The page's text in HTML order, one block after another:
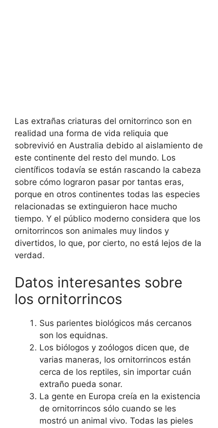
Las extrañas criaturas del ornitorrinco son en
realidad una forma de vida reliquia que
sobrevivió en Australia debido al aislamiento de
este continente del resto del mundo. Los
científicos todavía se están rascando la cabeza
sobre cómo lograron pasar por tantas eras,
porque en otros continentes todas las especies
relacionadas se extinguieron hace mucho
tiempo. Y el público moderno considera que los
ornitorrincos son animales muy lindos y
divertidos, lo que, por cierto, no está lejos de la
verdad.
Datos interesantes sobre
los ornitorrincos
Sus parientes biológicos más cercanos
son los equidnas.
Los biólogos y zoólogos dicen que, de
varias maneras, los ornitorrincos están
cerca de los reptiles, sin importar cuán
extraño pueda sonar.
La gente en Europa creía en la existencia
de ornitorrincos sólo cuando se les
mostró un animal vivo. Todas las pieles